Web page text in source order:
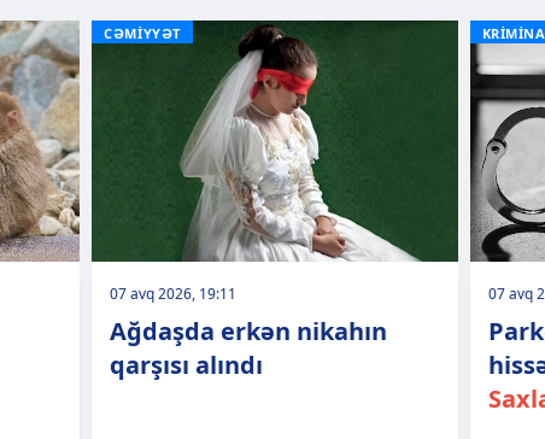
CƏMİYYƏT
07 avq 2026, 19:11
Ağdaşda erkən nikahın
qarşısı alındı
07 avq